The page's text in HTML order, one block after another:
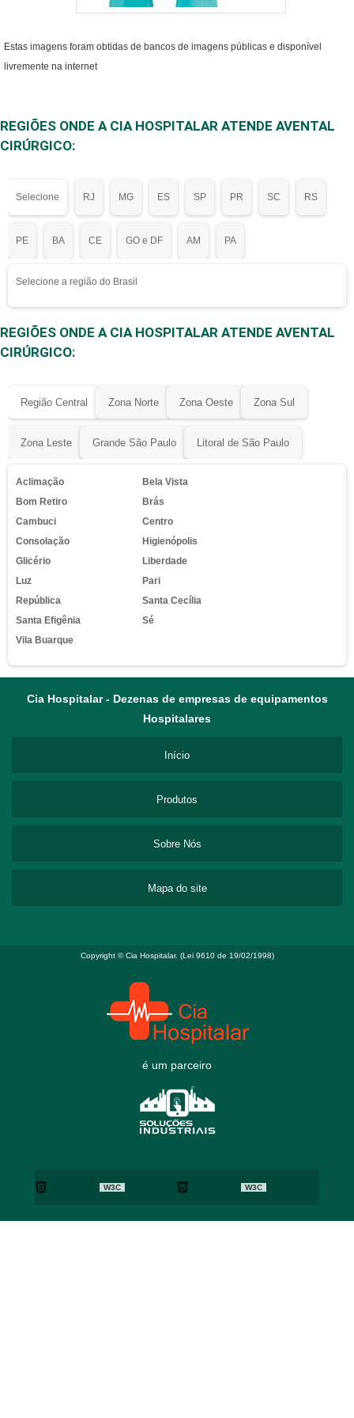
benefício.Garantimos
clientes através de
treinados e altamente
excelência para cada
cliente.
Estas imagens foram obtidas de bancos de imagens públicas e disponível
livremente na internet
REGIÕES ONDE A CIA HOSPITALAR ATENDE AVENTAL
CIRÚRGICO:
Selecione RJ MG ES SP PR SC RS
PE BA CE GO e DF AM PA
Selecione a região do Brasil
REGIÕES ONDE A CIA HOSPITALAR ATENDE AVENTAL
CIRÚRGICO:
Região Central Zona Norte Zona Oeste Zona Sul
Zona Leste Grande São Paulo Litoral de São Paulo
Aclimação
Bela Vista
Bom Retiro
Brás
Cambuci
Centro
Consolação
Higienópolis
Glicério
Liberdade
Luz
Pari
República
Santa Cecília
Santa Efigênia
Sé
Vila Buarque
Cia Hospitalar - Dezenas de empresas de equipamentos
Hospitalares
Início
Produtos
Sobre Nós
Mapa do site
Copyright © Cia Hospitalar. (Lei 9610 de 19/02/1998)
é um parceiro
W3C W3C